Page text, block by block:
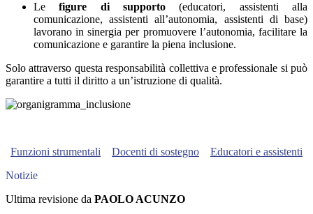
Lefigure di supporto (educatori, assistenti alla
comunicazione, assistenti all’autonomia, assistenti di base)
lavorano in sinergia per promuovere l’autonomia, facilitare la
comunicazione e garantire la piena inclusione.
Solo attraverso questa responsabilità collettiva e professionale si può
garantire a tutti il diritto a un’istruzione di qualità.
Funzioni strumentali
Docenti di sostegno
Educatori e assistenti
Notizie
Ultima revisione da PAOLO ACUNZO